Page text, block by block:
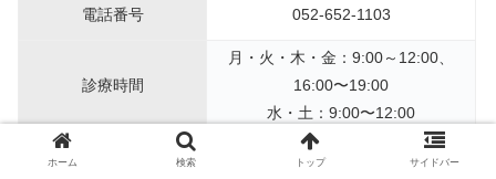
電話番号 052-652-1103
診療時間
月・火・木・金：9:00～12:00、
16:00〜19:00
水・土：9:00〜12:00
水午後・土午後・日・祝
ホーム 検索 トップ サイドバー